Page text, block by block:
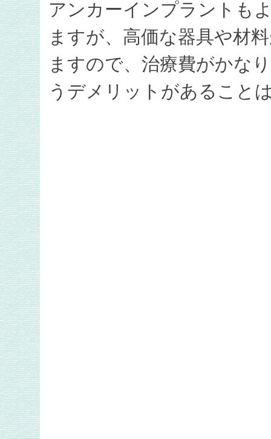
アンカーインプラントも
ますが、高価な器具や材
ますので、治療費がかな
うデメリットがあること